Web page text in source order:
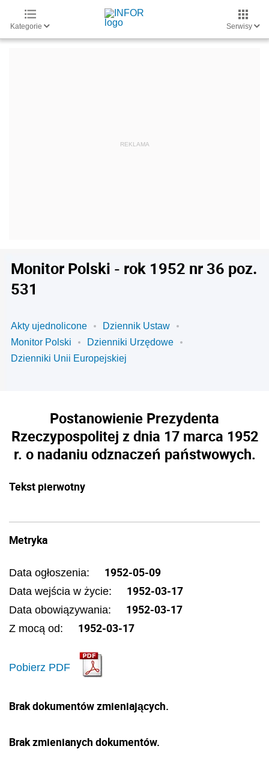
Kategorie Serwisy
Monitor Polski - rok 1952 nr 36 poz.
531
Akty ujednolicone
Dziennik Ustaw
Monitor Polski
Dzienniki Urzędowe
Dzienniki Unii Europejskiej
Postanowienie Prezydenta
Rzeczypospolitej z dnia 17 marca 1952
r. o nadaniu odznaczeń państwowych.
Tekst pierwotny
Metryka
Data ogłoszenia: 1952-05-09
Data wejścia w życie: 1952-03-17
Data obowiązywania: 1952-03-17
Z mocą od: 1952-03-17
Pobierz PDF
Brak dokumentów zmieniających.
Brak zmienianych dokumentów.